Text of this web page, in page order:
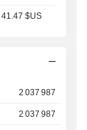
41.47 $US
2 037 987
2 037 987